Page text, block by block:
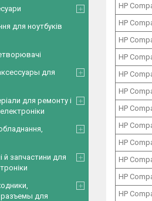
HP
HP
HP
HP
HP
HP
HP
HP
HP
HP
HP
HP
для ноутбуків
для
для ремонту і
й запчастини для
разъемы для